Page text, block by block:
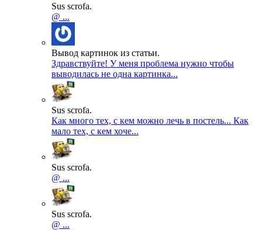
Sus scrofa.
@ ...
Вывод картинок из статьи.
Здравствуйте! У меня проблема нужно чтобы
выводилась не одна картинка...
Sus scrofa.
Как много тех, с кем можно лечь в постель... Как
мало тех, с кем хоче...
Sus scrofa.
@ ...
Sus scrofa.
@ ...